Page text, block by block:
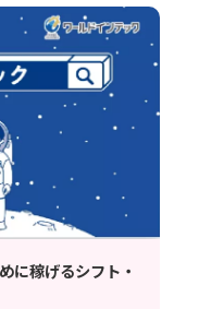
に稼げるシフト・